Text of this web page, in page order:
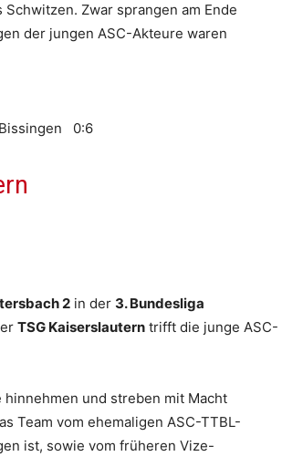
Zwar sprangen am Ende
der jungen ASC-Akteure waren
0:6
2 in der 3. Bundesliga
TSG Kaiserslautern trifft die junge ASC-
und streben mit Macht
Team vom ehemaligen ASC-TTBL-
ist, sowie vom früheren Vize-